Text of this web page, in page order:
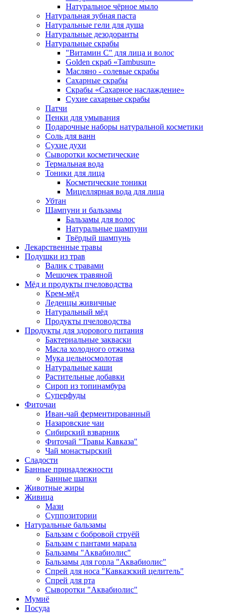
Натуральное чёрное мыло
Натуральная зубная паста
Натуральные гели для душа
Натуральные дезодоранты
Натуральные скрабы
"Витамин С" для лица и волос
Golden скраб «Tambusun»
Масляно - солевые скрабы
Сахарные скрабы
Скрабы «Сахарное наслаждение»
Сухие сахарные скрабы
Патчи
Пенки для умывания
Подарочные наборы натуральной косметики
Соль для ванн
Сухие духи
Сыворотки косметические
Термальная вода
Тоники для лица
Косметические тоники
Мицеллярная вода для лица
Убтан
Шампуни и бальзамы
Бальзамы для волос
Натуральные шампуни
Твёрдый шампунь
Лекарственные травы
Подушки из трав
Валик с травами
Мешочек травяной
Мёд и продукты пчеловодства
Крем-мёд
Леденцы живичные
Натуральный мёд
Продукты пчеловодства
Продукты для здорового питания
Бактериальные закваски
Масла холодного отжима
Мука цельносмолотая
Натуральные каши
Растительные добавки
Сироп из топинамбура
Суперфуды
Фиточаи
Иван-чай ферментированный
Назаровские чаи
Сибирский взварник
Фиточай "Травы Кавказа"
Чай монастырский
Сладости
Банные принадлежности
Банные шапки
Животные жиры
Живица
Мази
Суппозитории
Натуральные бальзамы
Бальзам с бобровой струёй
Бальзам с пантами марала
Бальзамы "Аквабиолис"
Бальзамы для горла "Аквабиолис"
Спрей для носа "Кавказский целитель"
Спрей для рта
Сыворотки "Аквабиолис"
Мумиё
Посуда